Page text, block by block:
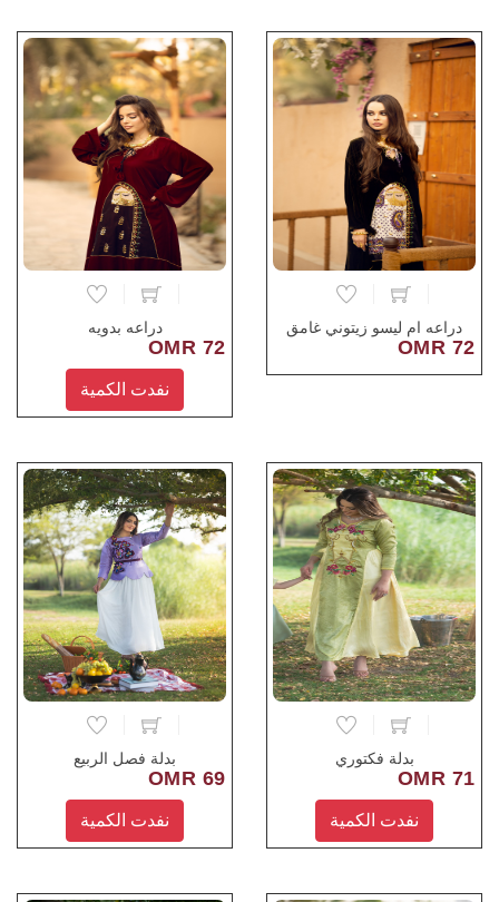
دراعه ام ليسو زيتوني غامق
72 OMR
دراعه بدويه
72 OMR
نفدت الكمية
بدلة فكتوري
71 OMR
نفدت الكمية
بدلة فصل الربيع
69 OMR
نفدت الكمية